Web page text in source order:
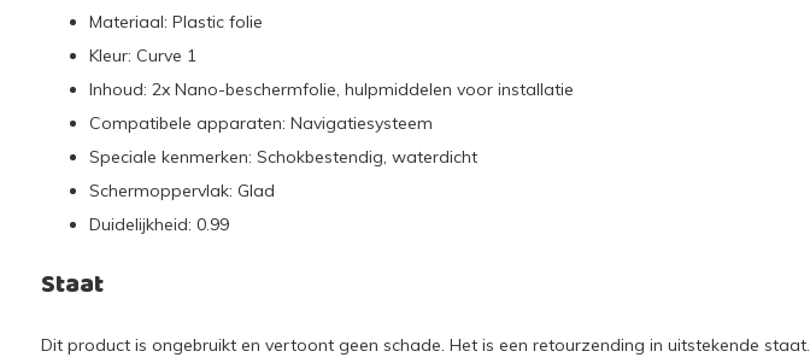
Materiaal: Plastic folie
Kleur: Curve 1
Inhoud: 2x Nano-beschermfolie, hulpmiddelen voor installatie
Compatibele apparaten: Navigatiesysteem
Speciale kenmerken: Schokbestendig, waterdicht
Schermoppervlak: Glad
Duidelijkheid: 0.99
Staat
Dit product is ongebruikt en vertoont geen schade. Het is een retourzending in uitstekende staat.